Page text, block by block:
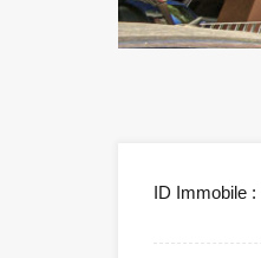
ID Immobile :